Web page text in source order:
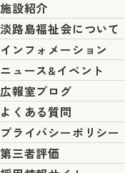
施設紹介
淡路島福祉会について
インフォメーション
ニュース&イベント
広報室ブログ
よくある質問
プライバシーポリシー
第三者評価